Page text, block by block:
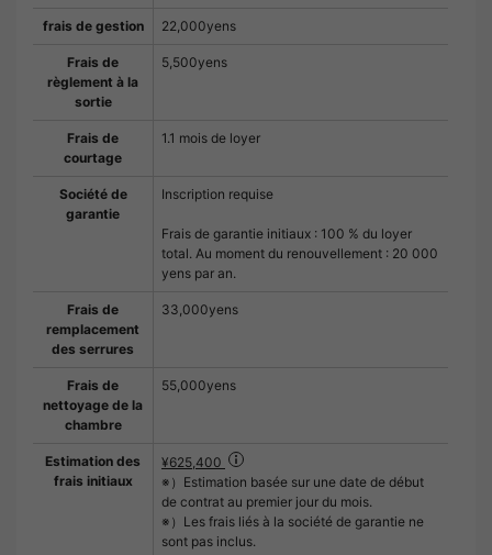
frais de gestion 22,000yens
Frais de
règlement à la
sortie
5,500yens
Frais de
courtage
1.1 mois de loyer
Société de
garantie
Inscription requise
Frais de garantie initiaux : 100 % du loyer
total. Au moment du renouvellement : 20 000
yens par an.
Frais de
remplacement
des serrures
33,000yens
Frais de
nettoyage de la
chambre
55,000yens
Estimation des
frais initiaux
¥625,400
※）Estimation basée sur une date de début
de contrat au premier jour du mois.
※）Les frais liés à la société de garantie ne
sont pas inclus.